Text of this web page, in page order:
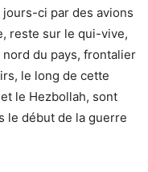
ci par des avions
reste sur le qui-vive,
nord du pays, frontalier
le long de cette
et le Hezbollah, sont
le début de la guerre